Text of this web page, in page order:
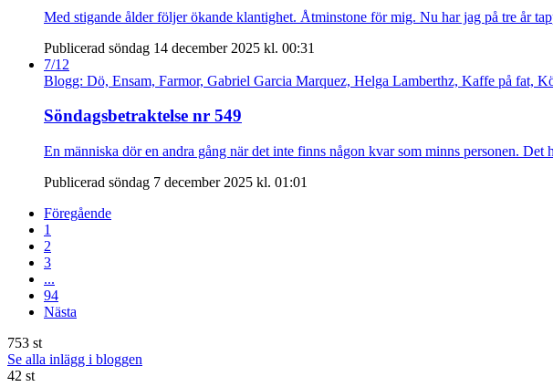
Med stigande ålder följer ökande klantighet. Åtminstone för mig. Nu har jag på tre år
Publicerad söndag 14 december 2025 kl. 00:31
7/12
Blogg: Dö, Ensam, Farmor, Gabriel Garcia Marquez, Helga Lamberthz, Kaffe på fat,
Söndagsbetraktelse nr 549
En människa dör en andra gång när det inte finns någon kvar som minns personen.
Publicerad söndag 7 december 2025 kl. 01:01
Föregående
1
2
3
...
94
Nästa
753 st
Se alla inlägg i bloggen
42 st